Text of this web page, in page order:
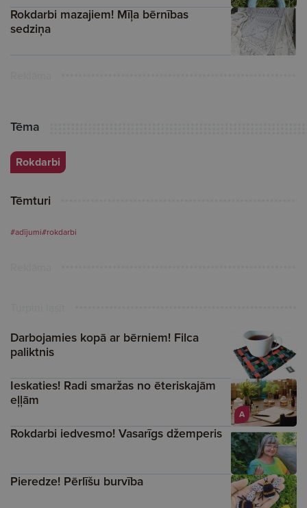
Rokdarbi mazajiem! Mīļa bērnības
sedziņa
Tēma
Rokdarbi
Tēmturi
#adījumi#rokdarbi
Darbojamies kopā ar bērniem! Filca
paliktnis
A
Ieskaties! Radi smaržas no ēteriskajām
eļļām
Rokdarbi iedvesmo! Vasarīgs džemperis
Pieredze! Pērlīšu burvība